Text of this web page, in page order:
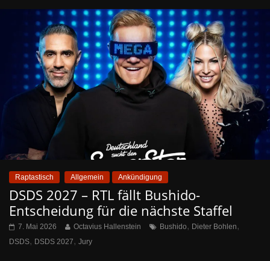
Raptastisch Allgemein Ankündigung
DSDS 2027 – RTL fällt Bushido-
Entscheidung für die nächste Staffel
7. Mai 2026 Octavius Hallenstein Bushido, Dieter Bohlen,
DSDS, DSDS 2027, Jury